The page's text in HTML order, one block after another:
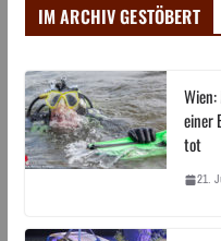
IM ARCHIV GESTÖBERT
einer
tot
21.